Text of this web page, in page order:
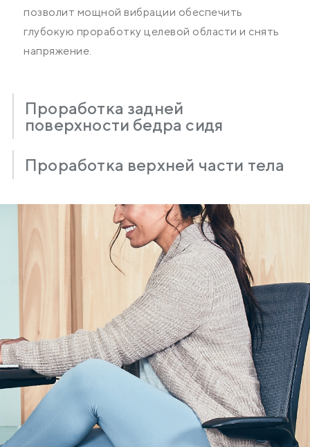
позволит мощной вибрации обеспечить
глубокую проработку целевой области и снять
напряжение.
Проработка задней
поверхности бедра сидя
Проработка верхней части тела